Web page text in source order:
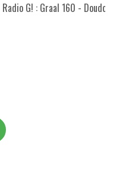
G! : Graal 160 - Doudou